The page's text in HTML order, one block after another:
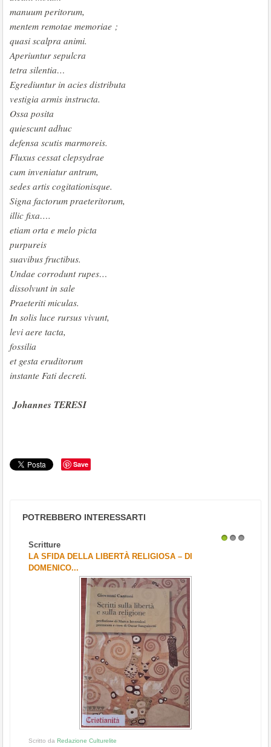
manuum peritorum,
mentem remotae memoriae ;
quasi scalpra animi.
Aperiuntur sepulcra
tetra silentia…
Egrediuntur in acies distributa
vestigia armis instructa.
Ossa posita
quiescunt adhuc
defensa scutis marmoreis.
Fluxus cessat clepsydrae
cum inveniatur antrum,
sedes artis cogitationisque.
Signa factorum praeteritorum,
illic fixa….
etiam orta e melo picta
purpureis
suavibus fructibus.
Undae corrodunt rupes…
dissolvunt in sale
Praeteriti miculas.
In solis luce rursus vivunt,
levi aere tacta,
fossilia
et gesta eruditorum
instante Fati decreti.
Johannes TERESI
Save
POTREBBERO INTERESSARTI
Scritture
LA SFIDA DELLA LIBERTÀ RELIGIOSA – DI
DOMENICO...
Scritto da Redazione Culturelite